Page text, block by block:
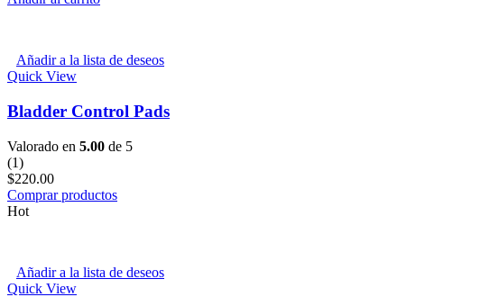
Añadir a la lista de deseos
Quick View
Bladder Control Pads
Valorado en 5.00 de 5
(1)
$220.00
Comprar productos
Hot
Añadir a la lista de deseos
Quick View